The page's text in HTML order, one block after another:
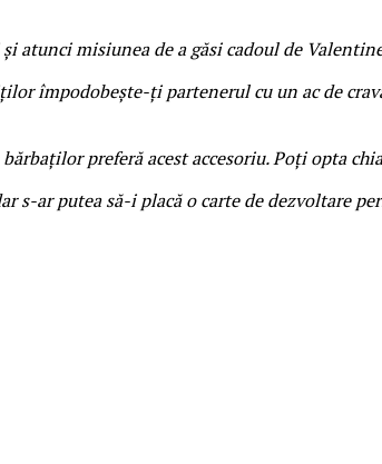
misiunea de a găsi cadoul de
împodobește-ți partenerul cu un ac de
preferă acest accesoriu. Poți opta
ar putea să-i placă o carte de dezvoltare